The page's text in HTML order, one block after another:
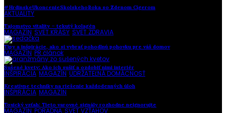
#HrdinskeUkoncenieSkolskehoRoka so Zdenom Cígerom
AKTUALITY
Tajomstvo vitality – tekutý kolagén
MAGAZÍN SVET KRÁSY SVET ZDRAVIA
Tipy a inšpirácie, ako si vybrať pohodlnú pohovku pre váš domov
MAGAZÍN PR článok
Sušené kvety: Ako ich sušiť a ozdobiť nimi interiér
INŠPIRÁCIA MAGAZÍN UDRŽATEĽNÁ DOMÁCNOSŤ
Kreatívne techniky na riešenie každodenných úloh
INŠPIRÁCIA MAGAZÍN
Toxický vzťah: Tieto varovné signály rozhodne neignorujte
MAGAZÍN PORADŇA SVET VZŤAHOV